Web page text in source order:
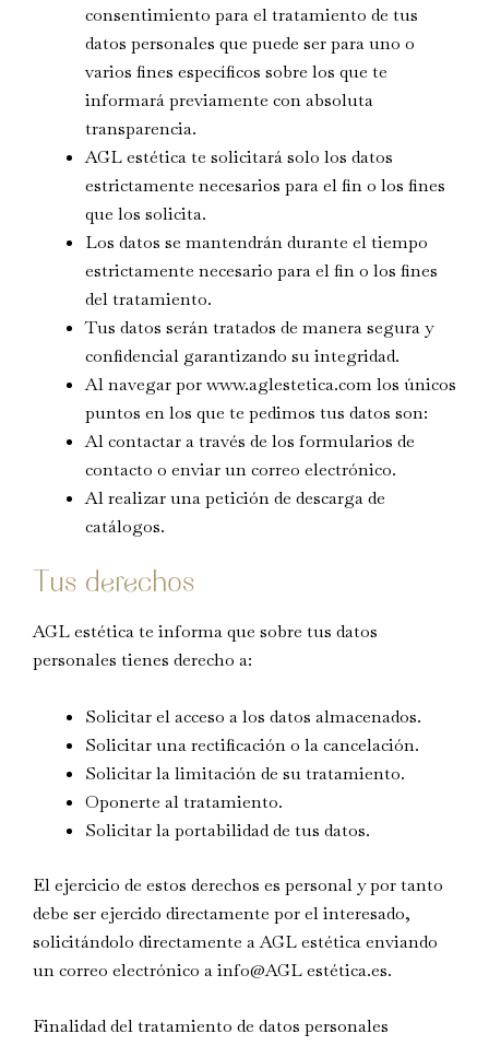
consentimiento para el tratamiento de tus
datos personales que puede ser para uno o
varios fines específicos sobre los que te
informará previamente con absoluta
transparencia.
AGL estética te solicitará solo los datos
estrictamente necesarios para el fin o los fines
que los solicita.
Los datos se mantendrán durante el tiempo
estrictamente necesario para el fin o los fines
del tratamiento.
Tus datos serán tratados de manera segura y
confidencial garantizando su integridad.
Al navegar por www.aglestetica.com los únicos
puntos en los que te pedimos tus datos son:
Al contactar a través de los formularios de
contacto o enviar un correo electrónico.
Al realizar una petición de descarga de
catálogos.
Tus derechos
AGL estética te informa que sobre tus datos
personales tienes derecho a:
Solicitar el acceso a los datos almacenados.
Solicitar una rectificación o la cancelación.
Solicitar la limitación de su tratamiento.
Oponerte al tratamiento.
Solicitar la portabilidad de tus datos.
El ejercicio de estos derechos es personal y por tanto
debe ser ejercido directamente por el interesado,
solicitándolo directamente a AGL estética enviando
un correo electrónico a info@AGL estética.es.
Finalidad del tratamiento de datos personales